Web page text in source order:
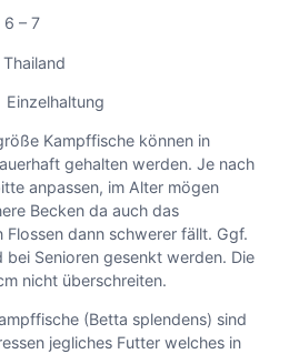
7
Kampffische können in
gehalten werden. Je nach
anpassen, im Alter mögen
Becken da auch das
Flossen dann schwerer fällt. Ggf.
bei Senioren gesenkt werden. Die
nicht überschreiten.
(Betta splendens) sind
jegliches Futter welches in